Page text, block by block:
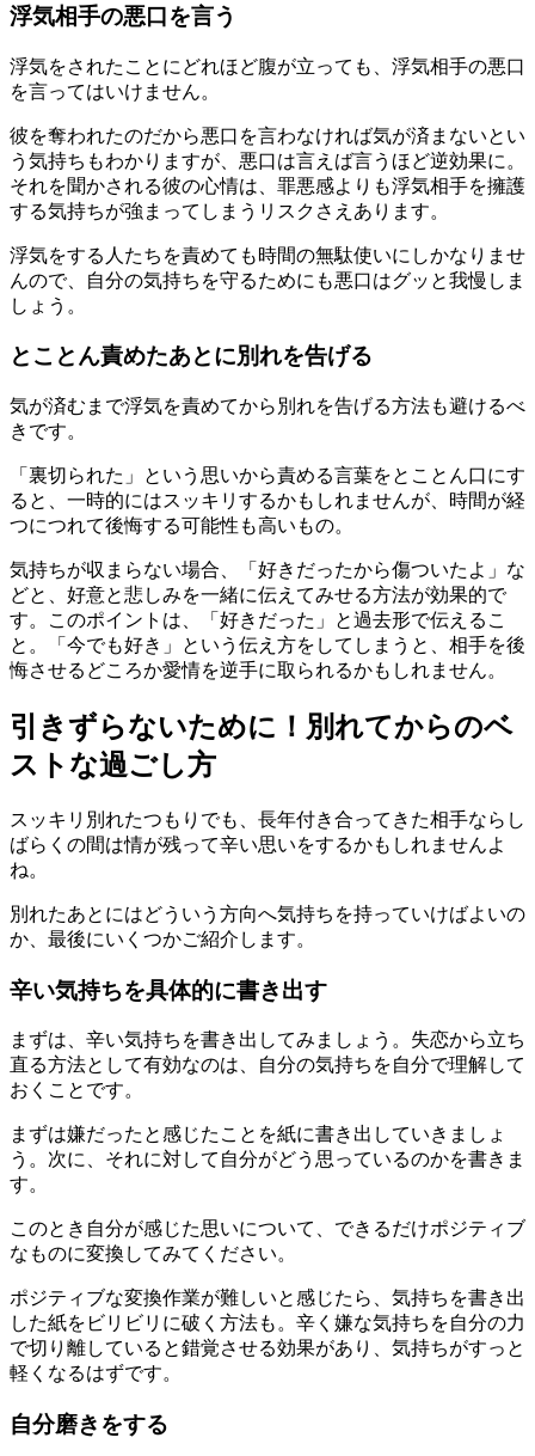
浮気相手の悪口を言う
浮気をされたことにどれほど腹が立っても、浮気相手の悪口
を言ってはいけません。
彼を奪われたのだから悪口を言わなければ気が済まないとい
う気持ちもわかりますが、悪口は言えば言うほど逆効果に。
それを聞かされる彼の心情は、罪悪感よりも浮気相手を擁護
する気持ちが強まってしまうリスクさえあります。
浮気をする人たちを責めても時間の無駄使いにしかなりませ
んので、自分の気持ちを守るためにも悪口はグッと我慢しま
しょう。
とことん責めたあとに別れを告げる
気が済むまで浮気を責めてから別れを告げる方法も避けるべ
きです。
「裏切られた」という思いから責める言葉をとことん口にす
ると、一時的にはスッキリするかもしれませんが、時間が経
つにつれて後悔する可能性も高いもの。
気持ちが収まらない場合、「好きだったから傷ついたよ」な
どと、好意と悲しみを一緒に伝えてみせる方法が効果的で
す。このポイントは、「好きだった」と過去形で伝えるこ
と。「今でも好き」という伝え方をしてしまうと、相手を後
悔させるどころか愛情を逆手に取られるかもしれません。
引きずらないために！別れてからのベ
ストな過ごし方
スッキリ別れたつもりでも、長年付き合ってきた相手ならし
ばらくの間は情が残って辛い思いをするかもしれませんよ
ね。
別れたあとにはどういう方向へ気持ちを持っていけばよいの
か、最後にいくつかご紹介します。
辛い気持ちを具体的に書き出す
まずは、辛い気持ちを書き出してみましょう。失恋から立ち
直る方法として有効なのは、自分の気持ちを自分で理解して
おくことです。
まずは嫌だったと感じたことを紙に書き出していきましょ
う。次に、それに対して自分がどう思っているのかを書きま
す。
このとき自分が感じた思いについて、できるだけポジティブ
なものに変換してみてください。
ポジティブな変換作業が難しいと感じたら、気持ちを書き出
した紙をビリビリに破く方法も。辛く嫌な気持ちを自分の力
で切り離していると錯覚させる効果があり、気持ちがすっと
軽くなるはずです。
自分磨きをする